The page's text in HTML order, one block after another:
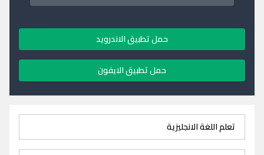
حمل تطبيق الاندرويد
حمل تطبيق الايفون
تعلم اللغة الانجليزية